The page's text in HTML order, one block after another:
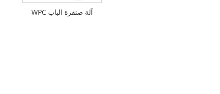
آلة صنفرة الباب WPC